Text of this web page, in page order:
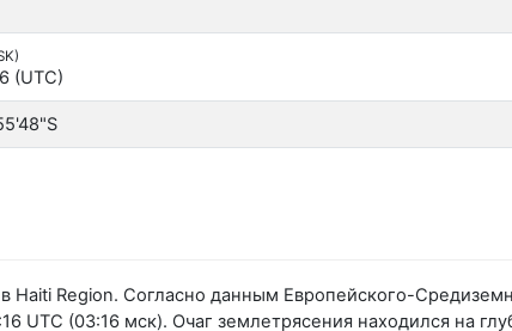
(UTC)
Haiti Region. Согласно данным Европейского-
UTC (03:16 мск). Очаг землетрясения находился на